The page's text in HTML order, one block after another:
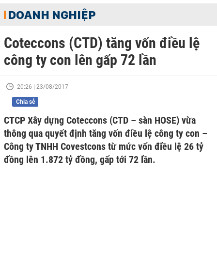
DOANH NGHIỆP
Coteccons (CTD) tăng vốn điều lệ
công ty con lên gấp 72 lần
20:26 | 23/08/2017
Chia sẻ
CTCP Xây dựng Coteccons (CTD – sàn HOSE) vừa
thông qua quyết định tăng vốn điều lệ công ty con –
Công ty TNHH Covestcons từ mức vốn điều lệ 26 tỷ
đồng lên 1.872 tỷ đồng, gấp tới 72 lần.